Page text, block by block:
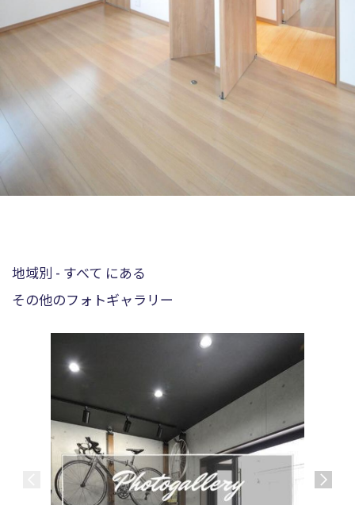
地域別 - すべて にある
その他のフォトギャラリー